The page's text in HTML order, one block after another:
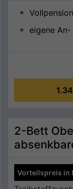
Vollpension
eigene
2-Bett
Vorteilspreis in